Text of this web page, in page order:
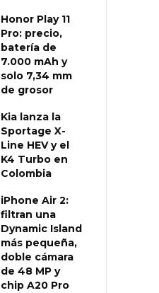
Honor Play 11
Pro: precio,
batería de
7.000 mAh y
solo 7,34 mm
de grosor
Kia lanza la
Sportage X-
Line HEV y el
K4 Turbo en
Colombia
iPhone Air 2:
filtran una
Dynamic Island
más pequeña,
doble cámara
de 48 MP y
chip A20 Pro